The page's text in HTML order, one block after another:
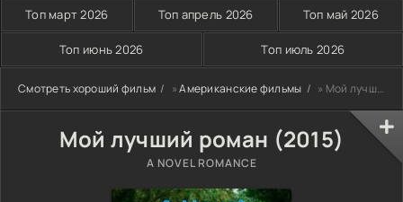
Топ март 2026 Топ апрель 2026 Топ май 2026
Топ июнь 2026 Топ июль 2026
Смотреть хороший фильм »Американские фильмы » Мой лучший роман (2015)
Мой лучший роман (2015)
A NOVEL ROMANCE